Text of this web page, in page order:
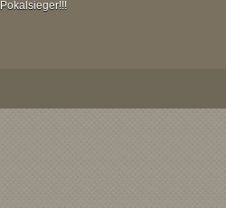
Pokalsieger!!!